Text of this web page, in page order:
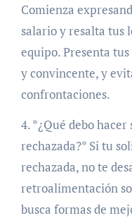
Comienza
salario y resalta tus
equipo. Presenta
y convincente, y
confrontaciones.
4. *¿Qué debo
rechazada?* Si tu
rechazada, no te
retroalimentación
busca formas de